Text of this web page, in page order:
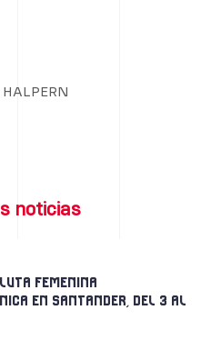
noticias
FEMENINA
EN SANTANDER, DEL 3 AL